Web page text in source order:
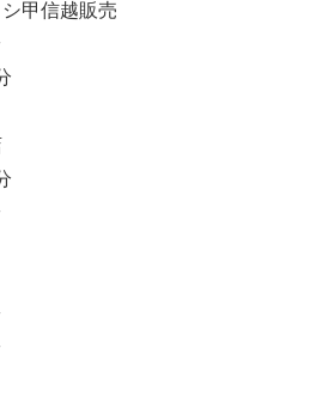
甲信越販売